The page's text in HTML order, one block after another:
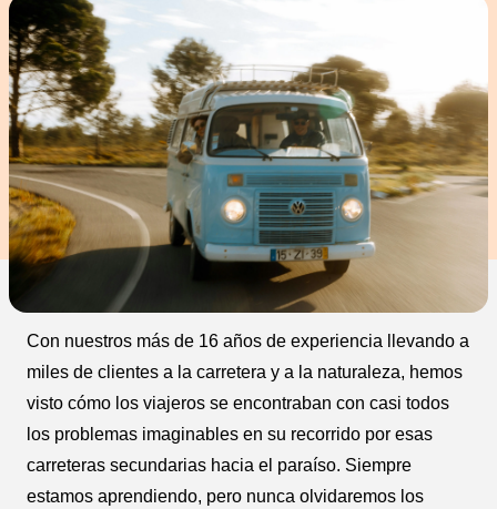
Con nuestros más de 16 años de experiencia llevando a
miles de clientes a la carretera y a la naturaleza, hemos
visto cómo los viajeros se encontraban con casi todos
los problemas imaginables en su recorrido por esas
carreteras secundarias hacia el paraíso. Siempre
estamos aprendiendo, pero nunca olvidaremos los